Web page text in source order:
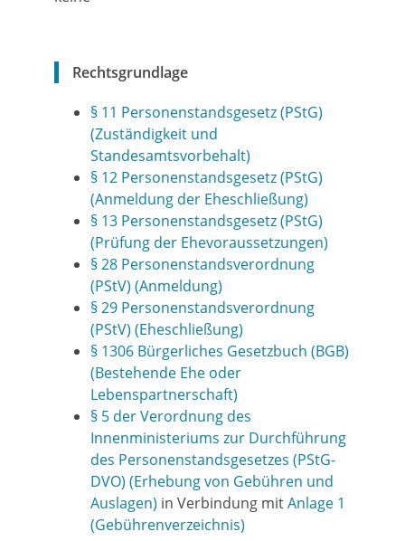
Rechtsgrundlage
§ 11 Personenstandsgesetz (PStG)
(Zuständigkeit und
Standesamtsvorbehalt)
§ 12 Personenstandsgesetz (PStG)
(Anmeldung der Eheschließung)
§ 13 Personenstandsgesetz (PStG)
(Prüfung der Ehevoraussetzungen)
§ 28 Personenstandsverordnung
(PStV) (Anmeldung)
§ 29 Personenstandsverordnung
(PStV) (Eheschließung)
§ 1306 Bürgerliches Gesetzbuch (BGB)
(Bestehende Ehe oder
Lebenspartnerschaft)
§ 5 der Verordnung des
Innenministeriums zur Durchführung
des Personenstandsgesetzes (PStG-
DVO) (Erhebung von Gebühren und
Auslagen) in Verbindung mitAnlage 1
(Gebührenverzeichnis)